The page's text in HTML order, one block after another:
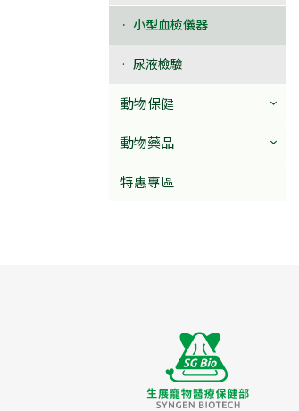
小型血檢儀器
尿液檢驗
動物保健
動物藥品
特惠專區